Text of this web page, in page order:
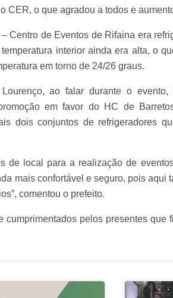
CER, o que agradou a todos e
Centro de Eventos de Rifaina era
interior ainda era alta, o
em torno de 24/26 graus.
ao falar durante o
em favor do HC de
dois conjuntos de refrigeradores
de local para a realização de
mais confortável e seguro, pois aqui
comentou o prefeito.
pelos presentes que